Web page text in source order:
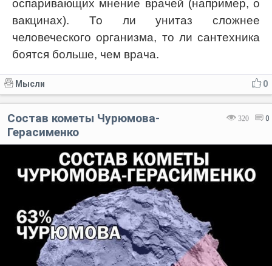
оспаривающих мнение врачей (например, о
вакцинах). То ли унитаз сложнее
человеческого организма, то ли сантехника
боятся больше, чем врача.
0
Мысли
320 0
Состав кометы Чурюмова-
Герасименко